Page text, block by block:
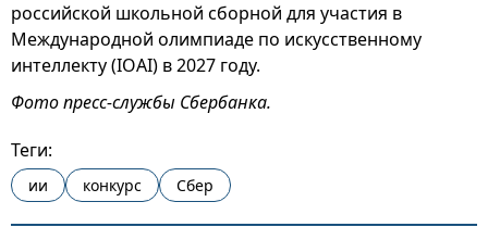
российской школьной сборной для участия в
Международной олимпиаде по искусственному
интеллекту (IOAI) в 2027 году.
Фото пресс-службы Сбербанка.
Теги:
ии конкурс Сбер